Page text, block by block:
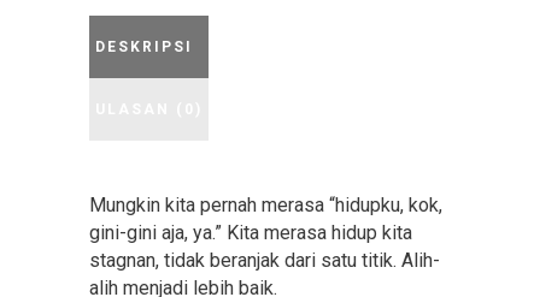
DESKRIPSI
Mungkin kita pernah merasa “hidupku, kok,
gini-gini aja, ya.” Kita merasa hidup kita
stagnan, tidak beranjak dari satu titik. Alih-
alih menjadi lebih baik.